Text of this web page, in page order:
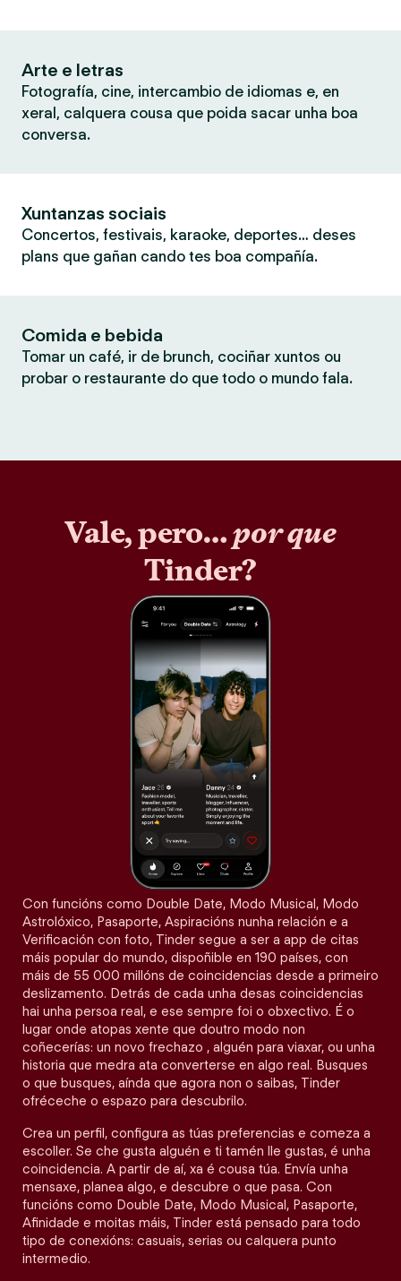
Arte e letras
Fotografía, cine, intercambio de idiomas e, en
xeral, calquera cousa que poida sacar unha boa
conversa.
Xuntanzas sociais
Concertos, festivais, karaoke, deportes… deses
plans que gañan cando tes boa compañía.
Comida e bebida
Tomar un café, ir de brunch, cociñar xuntos ou
probar o restaurante do que todo o mundo fala.
Vale, pero…por que
Tinder?
Con funcións como Double Date, Modo Musical, Modo
Astrolóxico, Pasaporte, Aspiracións nunha relación e a
Verificación con foto, Tinder segue a ser a app de citas
máis popular do mundo, dispoñible en 190 países, con
máis de 55 000 millóns de coincidencias desde a primeiro
deslizamento. Detrás de cada unha desas coincidencias
hai unha persoa real, e ese sempre foi o obxectivo. É o
lugar onde atopas xente que doutro modo non
coñecerías: un novo frechazo , alguén para viaxar, ou unha
historia que medra ata converterse en algo real. Busques
o que busques, aínda que agora non o saibas, Tinder
ofréceche o espazo para descubrilo.
Crea un perfil, configura as túas preferencias e comeza a
escoller. Se che gusta alguén e ti tamén lle gustas, é unha
coincidencia. A partir de aí, xa é cousa túa. Envía unha
mensaxe, planea algo, e descubre o que pasa. Con
funcións como Double Date, Modo Musical, Pasaporte,
Afinidade e moitas máis, Tinder está pensado para todo
tipo de conexións: casuais, serias ou calquera punto
intermedio.